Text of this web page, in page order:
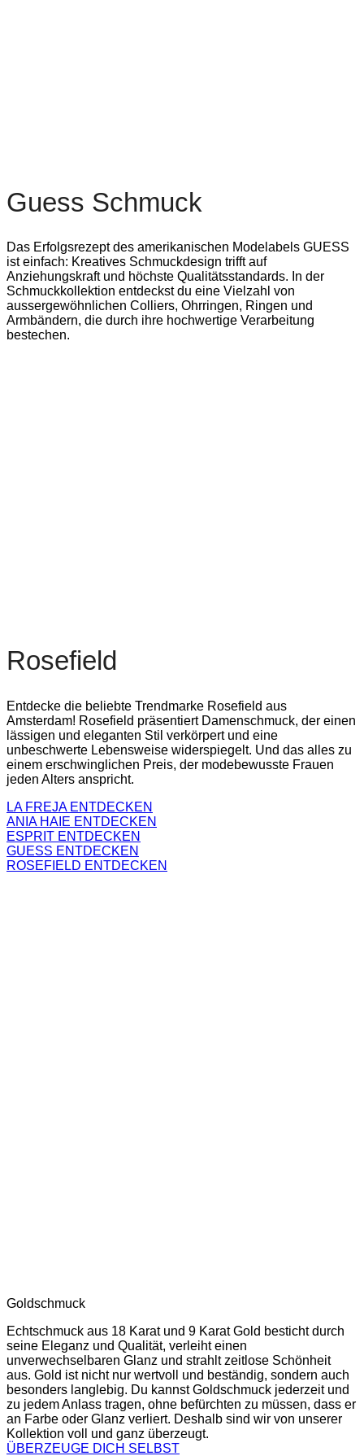
Guess Schmuck
Das Erfolgsrezept des amerikanischen Modelabels GUESS
ist einfach: Kreatives Schmuckdesign trifft auf
Anziehungskraft und höchste Qualitätsstandards. In der
Schmuckkollektion entdeckst du eine Vielzahl von
aussergewöhnlichen Colliers, Ohrringen, Ringen und
Armbändern, die durch ihre hochwertige Verarbeitung
bestechen.
Rosefield
Entdecke die beliebte Trendmarke Rosefield aus
Amsterdam! Rosefield präsentiert Damenschmuck, der einen
lässigen und eleganten Stil verkörpert und eine
unbeschwerte Lebensweise widerspiegelt. Und das alles zu
einem erschwinglichen Preis, der modebewusste Frauen
jeden Alters anspricht.
LA FREJA ENTDECKEN
ANIA HAIE ENTDECKEN
ESPRIT ENTDECKEN
GUESS ENTDECKEN
ROSEFIELD ENTDECKEN
Goldschmuck
Echtschmuck aus 18 Karat und 9 Karat Gold besticht durch
seine Eleganz und Qualität, verleiht einen
unverwechselbaren Glanz und strahlt zeitlose Schönheit
aus. Gold ist nicht nur wertvoll und beständig, sondern auch
besonders langlebig. Du kannst Goldschmuck jederzeit und
zu jedem Anlass tragen, ohne befürchten zu müssen, dass er
an Farbe oder Glanz verliert. Deshalb sind wir von unserer
Kollektion voll und ganz überzeugt.
ÜBERZEUGE DICH SELBST